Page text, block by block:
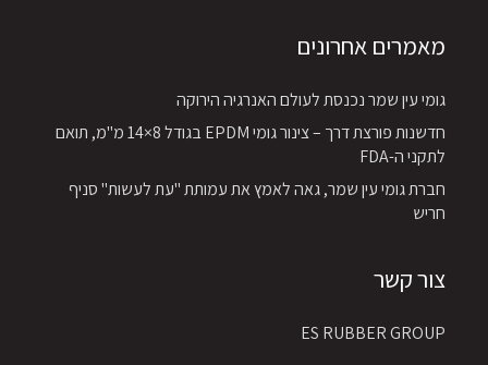
מאמרים אחרונים
גומי עין שמר נכנסת לעולם האנרגיה הירוקה
חדשנות פורצת דרך – צינור גומי EPDM בגודל 8×14 מ"מ, תואם
לתקני ה-FDA
חברת גומי עין שמר, גאה לאמץ את עמותת "עת לעשות" סניף
חריש
צור קשר
ES RUBBER GROUP